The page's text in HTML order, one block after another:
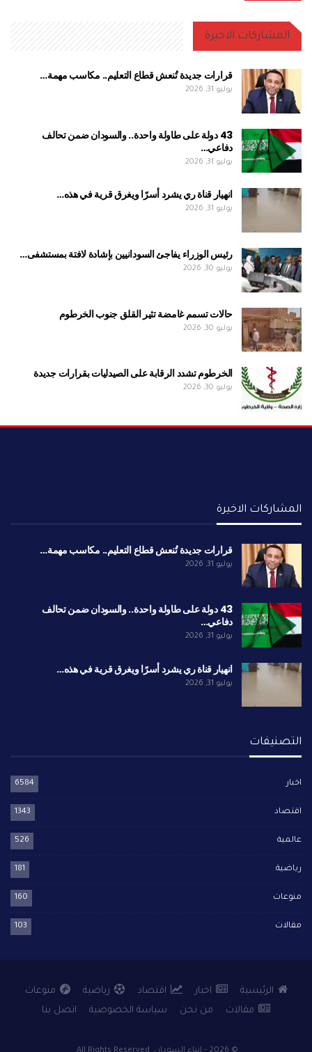
المشاركات الاخيرة
قرارات جديدة تُنعش قطاع التعليم.. مكاسب مهمة…
يوليو 31, 2026
43 دولة على طاولة واحدة.. والسودان ضمن تحالف
دفاعي…
يوليو 31, 2026
انهيار قناة ري يشرد أسرًا ويغرق قرية في هذه…
يوليو 31, 2026
رئيس الوزراء يفاجئ السودانيين بإشادة لافتة بمستشفى…
يوليو 30, 2026
حالات تسمم غامضة تثير القلق جنوب الخرطوم
يوليو 30, 2026
الخرطوم تشدد الرقابة على الصيدليات بقرارات جديدة
يوليو 30, 2026
المشاركات الاخيرة
قرارات جديدة تُنعش قطاع التعليم.. مكاسب مهمة…
يوليو 31, 2026
43 دولة على طاولة واحدة.. والسودان ضمن تحالف
دفاعي…
يوليو 31, 2026
انهيار قناة ري يشرد أسرًا ويغرق قرية في هذه…
يوليو 31, 2026
التصنيفات
اخبار 6584
اقتصاد 1343
عالمية 526
رياضية 181
منوعات 160
مقالات 103
الرئيسية اخبار اقتصاد رياضية
منوعات
مقالات
من نحن سياسة الخصوصية اتصل بنا